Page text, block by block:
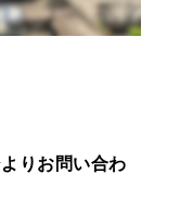
りお問い合わ